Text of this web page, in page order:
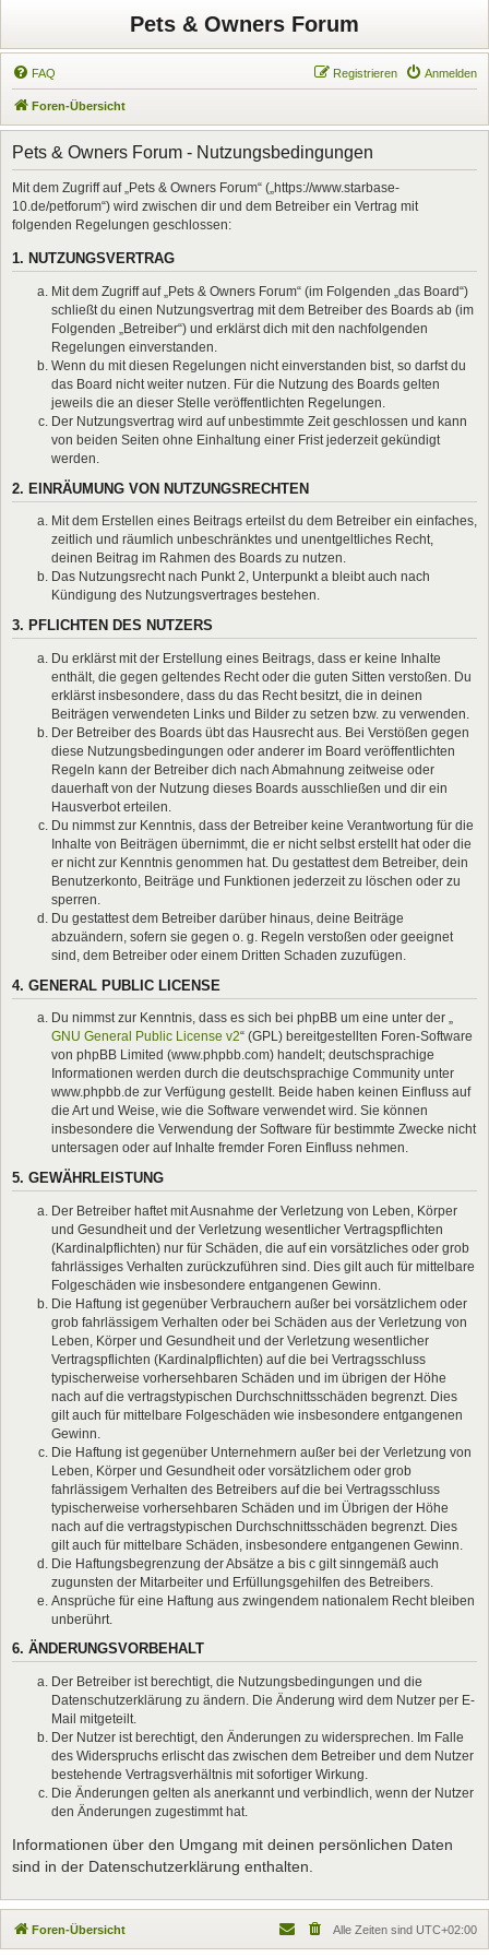
Pets & Owners Forum
FAQ Anmelden
Registrieren
Foren-Übersicht
Pets & Owners Forum - Nutzungsbedingungen
Mit dem Zugriff auf „Pets & Owners Forum“ („https://www.starbase-
10.de/petforum“) wird zwischen dir und dem Betreiber ein Vertrag mit
folgenden Regelungen geschlossen:
1. NUTZUNGSVERTRAG
Mit dem Zugriff auf „Pets & Owners Forum“ (im Folgenden „das Board“)
schließt du einen Nutzungsvertrag mit dem Betreiber des Boards ab (im
Folgenden „Betreiber“) und erklärst dich mit den nachfolgenden
Regelungen einverstanden.
Wenn du mit diesen Regelungen nicht einverstanden bist, so darfst du
das Board nicht weiter nutzen. Für die Nutzung des Boards gelten
jeweils die an dieser Stelle veröffentlichten Regelungen.
Der Nutzungsvertrag wird auf unbestimmte Zeit geschlossen und kann
von beiden Seiten ohne Einhaltung einer Frist jederzeit gekündigt
werden.
2. EINRÄUMUNG VON NUTZUNGSRECHTEN
Mit dem Erstellen eines Beitrags erteilst du dem Betreiber ein einfaches,
zeitlich und räumlich unbeschränktes und unentgeltliches Recht,
deinen Beitrag im Rahmen des Boards zu nutzen.
Das Nutzungsrecht nach Punkt 2, Unterpunkt a bleibt auch nach
Kündigung des Nutzungsvertrages bestehen.
3. PFLICHTEN DES NUTZERS
Du erklärst mit der Erstellung eines Beitrags, dass er keine Inhalte
enthält, die gegen geltendes Recht oder die guten Sitten verstoßen. Du
erklärst insbesondere, dass du das Recht besitzt, die in deinen
Beiträgen verwendeten Links und Bilder zu setzen bzw. zu verwenden.
Der Betreiber des Boards übt das Hausrecht aus. Bei Verstößen gegen
diese Nutzungsbedingungen oder anderer im Board veröffentlichten
Regeln kann der Betreiber dich nach Abmahnung zeitweise oder
dauerhaft von der Nutzung dieses Boards ausschließen und dir ein
Hausverbot erteilen.
Du nimmst zur Kenntnis, dass der Betreiber keine Verantwortung für die
Inhalte von Beiträgen übernimmt, die er nicht selbst erstellt hat oder die
er nicht zur Kenntnis genommen hat. Du gestattest dem Betreiber, dein
Benutzerkonto, Beiträge und Funktionen jederzeit zu löschen oder zu
sperren.
Du gestattest dem Betreiber darüber hinaus, deine Beiträge
abzuändern, sofern sie gegen o. g. Regeln verstoßen oder geeignet
sind, dem Betreiber oder einem Dritten Schaden zuzufügen.
4. GENERAL PUBLIC LICENSE
Du nimmst zur Kenntnis, dass es sich bei phpBB um eine unter der „
GNU General Public License v2“ (GPL) bereitgestellten Foren-Software
von phpBB Limited (www.phpbb.com) handelt; deutschsprachige
Informationen werden durch die deutschsprachige Community unter
www.phpbb.de zur Verfügung gestellt. Beide haben keinen Einfluss auf
die Art und Weise, wie die Software verwendet wird. Sie können
insbesondere die Verwendung der Software für bestimmte Zwecke nicht
untersagen oder auf Inhalte fremder Foren Einfluss nehmen.
5. GEWÄHRLEISTUNG
Der Betreiber haftet mit Ausnahme der Verletzung von Leben, Körper
und Gesundheit und der Verletzung wesentlicher Vertragspflichten
(Kardinalpflichten) nur für Schäden, die auf ein vorsätzliches oder grob
fahrlässiges Verhalten zurückzuführen sind. Dies gilt auch für mittelbare
Folgeschäden wie insbesondere entgangenen Gewinn.
Die Haftung ist gegenüber Verbrauchern außer bei vorsätzlichem oder
grob fahrlässigem Verhalten oder bei Schäden aus der Verletzung von
Leben, Körper und Gesundheit und der Verletzung wesentlicher
Vertragspflichten (Kardinalpflichten) auf die bei Vertragsschluss
typischerweise vorhersehbaren Schäden und im übrigen der Höhe
nach auf die vertragstypischen Durchschnittsschäden begrenzt. Dies
gilt auch für mittelbare Folgeschäden wie insbesondere entgangenen
Gewinn.
Die Haftung ist gegenüber Unternehmern außer bei der Verletzung von
Leben, Körper und Gesundheit oder vorsätzlichem oder grob
fahrlässigem Verhalten des Betreibers auf die bei Vertragsschluss
typischerweise vorhersehbaren Schäden und im Übrigen der Höhe
nach auf die vertragstypischen Durchschnittsschäden begrenzt. Dies
gilt auch für mittelbare Schäden, insbesondere entgangenen Gewinn.
Die Haftungsbegrenzung der Absätze a bis c gilt sinngemäß auch
zugunsten der Mitarbeiter und Erfüllungsgehilfen des Betreibers.
Ansprüche für eine Haftung aus zwingendem nationalem Recht bleiben
unberührt.
6. ÄNDERUNGSVORBEHALT
Der Betreiber ist berechtigt, die Nutzungsbedingungen und die
Datenschutzerklärung zu ändern. Die Änderung wird dem Nutzer per E-
Mail mitgeteilt.
Der Nutzer ist berechtigt, den Änderungen zu widersprechen. Im Falle
des Widerspruchs erlischt das zwischen dem Betreiber und dem Nutzer
bestehende Vertragsverhältnis mit sofortiger Wirkung.
Die Änderungen gelten als anerkannt und verbindlich, wenn der Nutzer
den Änderungen zugestimmt hat.
Informationen über den Umgang mit deinen persönlichen Daten
sind in der Datenschutzerklärung enthalten.
Foren-Übersicht Alle Zeiten sind UTC+02:00